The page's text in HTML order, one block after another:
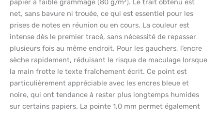
papier à faible grammage (80 g/m²). Le trait obtenu est
net, sans bavure ni trouée, ce qui est essentiel pour les
prises de notes en réunion ou en cours. La couleur est
intense dès le premier tracé, sans nécessité de repasser
plusieurs fois au même endroit. Pour les gauchers, l’encre
sèche rapidement, réduisant le risque de maculage lorsque
la main frotte le texte fraîchement écrit. Ce point est
particulièrement appréciable avec les encres bleue et
noire, qui ont tendance à rester plus longtemps humides
sur certains papiers. La pointe 1,0 mm permet également